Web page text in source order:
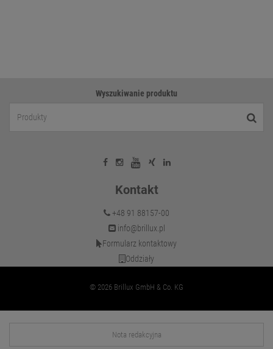
Wyszukiwanie produktu
Kontakt
+48 91 88157-00
info@brillux.pl
Formularz kontaktowy
Oddziały
© 2026 Brillux GmbH & Co. KG
Nota redakcyjna